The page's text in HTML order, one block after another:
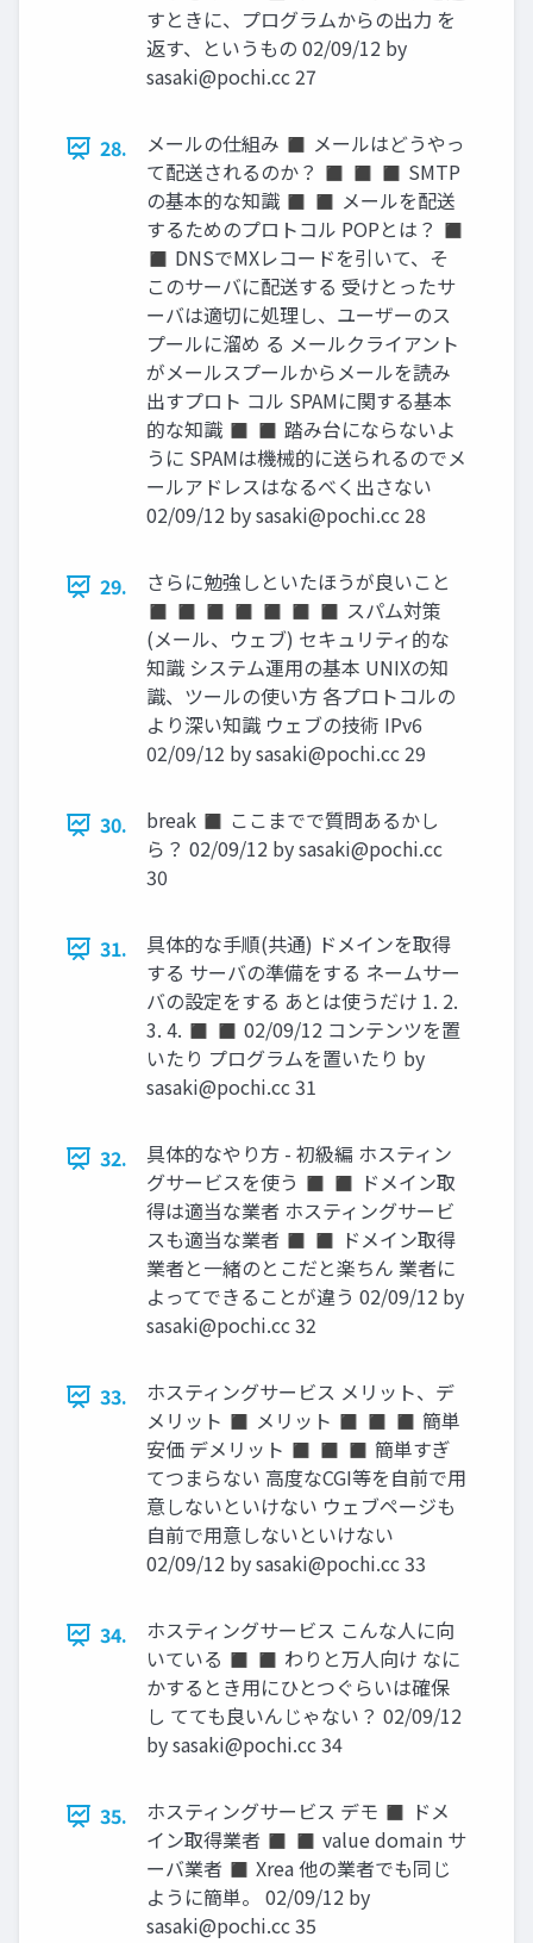
すときに、プログラムからの出力 を
返す、というもの 02/09/12 by
sasaki@pochi.cc27
28.
メールの仕組み ◼ メールはどうやっ
て配送されるのか？ ◼ ◼ ◼ SMTP
の基本的な知識 ◼ ◼ メールを配送
するためのプロトコル POPとは？ ◼
◼ DNSでMXレコードを引いて、そ
このサーバに配送する 受けとったサ
ーバは適切に処理し、ユーザーのス
プールに溜め る メールクライアント
がメールスプールからメールを読み
出すプロト コル SPAMに関する基本
的な知識 ◼ ◼ 踏み台にならないよ
うに SPAMは機械的に送られるのでメ
ールアドレスはなるべく出さない
02/09/12 bysasaki@pochi.cc28
29.
さらに勉強しといたほうが良いこと
◼ ◼ ◼ ◼ ◼ ◼ ◼ スパム対策
(メール、ウェブ) セキュリティ的な
知識 システム運用の基本 UNIXの知
識、ツールの使い方 各プロトコルの
より深い知識 ウェブの技術 IPv6
02/09/12 bysasaki@pochi.cc29
30.
break ◼ ここまでで質問あるかし
ら？ 02/09/12 bysasaki@pochi.cc
30
31.
具体的な手順(共通) ドメインを取得
する サーバの準備をする ネームサー
バの設定をする あとは使うだけ 1. 2.
3. 4. ◼ ◼ 02/09/12 コンテンツを置
いたり プログラムを置いたり by
sasaki@pochi.cc31
32.
具体的なやり方 - 初級編 ホスティン
グサービスを使う ◼ ◼ ドメイン取
得は適当な業者 ホスティングサービ
スも適当な業者 ◼ ◼ ドメイン取得
業者と一緒のとこだと楽ちん 業者に
よってできることが違う 02/09/12 by
sasaki@pochi.cc32
33.
ホスティングサービス メリット、デ
メリット ◼ メリット ◼ ◼ ◼ 簡単
安価 デメリット ◼ ◼ ◼ 簡単すぎ
てつまらない 高度なCGI等を自前で用
意しないといけない ウェブページも
自前で用意しないといけない
02/09/12 bysasaki@pochi.cc33
34.
ホスティングサービス こんな人に向
いている ◼ ◼ わりと万人向け なに
かするとき用にひとつぐらいは確保
し てても良いんじゃない？ 02/09/12
bysasaki@pochi.cc34
35.
ホスティングサービス デモ ◼ ドメ
イン取得業者 ◼ ◼ value domain サ
ーバ業者 ◼ Xrea 他の業者でも同じ
ように簡単。 02/09/12 by
sasaki@pochi.cc35